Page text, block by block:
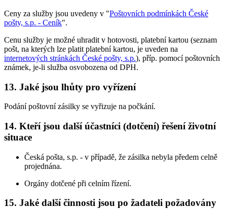
Ceny za služby jsou uvedeny v "Poštovních podmínkách České
pošty, s.p. - Ceník".
Cenu služby je možné uhradit v hotovosti, platební kartou (seznam
pošt, na kterých lze platit platební kartou, je uveden na
internetových stránkách České pošty, s.p.), příp. pomocí poštovních
známek, je-li služba osvobozena od DPH.
13. Jaké jsou lhůty pro vyřízení
Podání poštovní zásilky se vyřizuje na počkání.
14. Kteří jsou další účastníci (dotčení) řešení životní
situace
Česká pošta, s.p. - v případě, že zásilka nebyla předem celně
projednána.
Orgány dotčené při celním řízení.
15. Jaké další činnosti jsou po žadateli požadovány